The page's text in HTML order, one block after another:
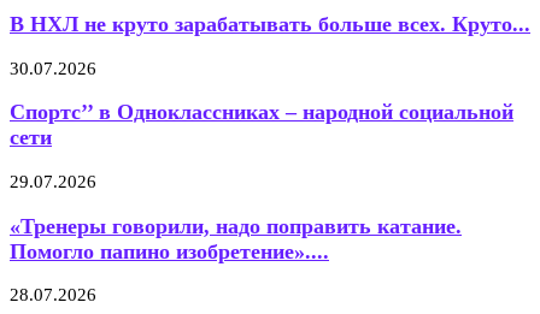
В НХЛ не круто зарабатывать больше всех. Круто...
30.07.2026
Спортс’’ в Одноклассниках – народной социальной
сети
29.07.2026
«Тренеры говорили, надо поправить катание.
Помогло папино изобретение»....
28.07.2026